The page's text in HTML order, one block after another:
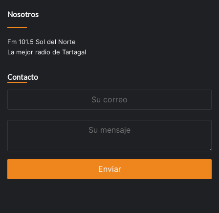
Nosotros
Fm 101.5 Sol del Norte
La mejor radio de Tartagal
Contacto